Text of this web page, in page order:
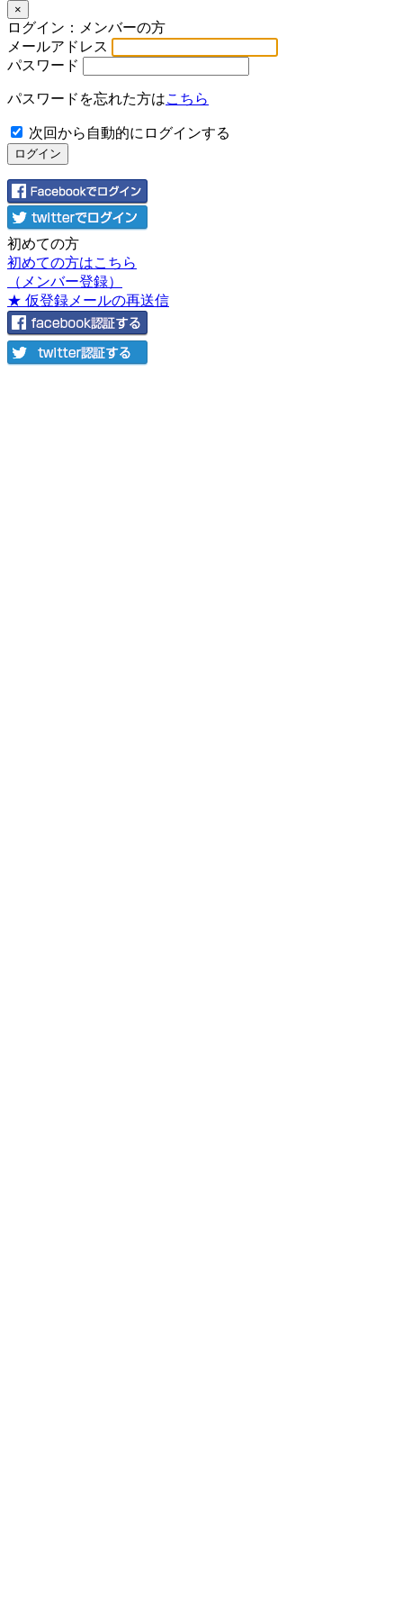
×
ログイン：メンバーの方
メールアドレス
パスワード
パスワードを忘れた方はこちら
次回から自動的にログインする
初めての方
初めての方はこちら
（メンバー登録）
★ 仮登録メールの再送信